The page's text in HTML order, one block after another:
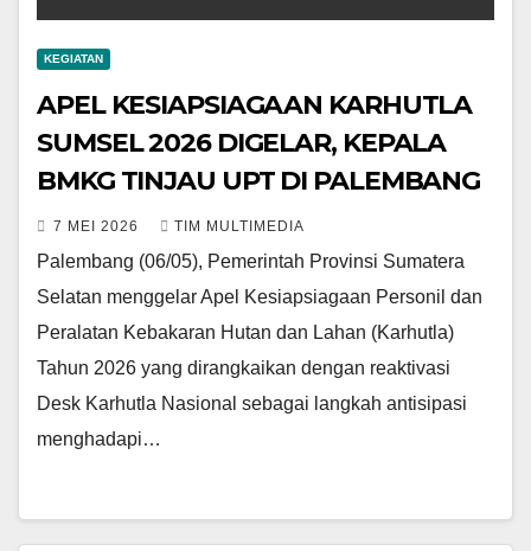
KEGIATAN
APEL KESIAPSIAGAAN KARHUTLA
SUMSEL 2026 DIGELAR, KEPALA
BMKG TINJAU UPT DI PALEMBANG
7 MEI 2026 TIM MULTIMEDIA
Palembang (06/05), Pemerintah Provinsi Sumatera
Selatan menggelar Apel Kesiapsiagaan Personil dan
Peralatan Kebakaran Hutan dan Lahan (Karhutla)
Tahun 2026 yang dirangkaikan dengan reaktivasi
Desk Karhutla Nasional sebagai langkah antisipasi
menghadapi…